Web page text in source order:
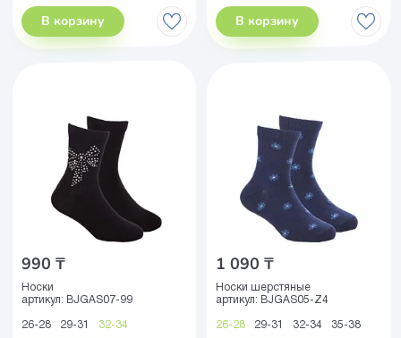
В корзину В корзину
990 ₸
Носки
артикул: BJGAS07-99
26-28 29-31 32-34
1 090 ₸
Носки шерстяные
артикул: BJGAS05-Z4
26-28 29-31 32-34 35-38